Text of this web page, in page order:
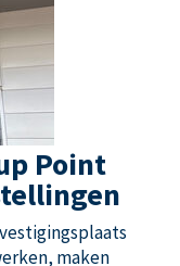
Point
maken